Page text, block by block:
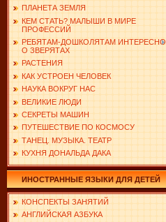
ПЛАНЕТА ЗЕМЛЯ
КЕМ СТАТЬ? МАЛЫШИ В МИРЕ
ПРОФЕССИЙ
РЕБЯТАМ-ДОШКОЛЯТАМ ИНТЕРЕСНО
О ЗВЕРЯТАХ
РАСТЕНИЯ
КАК УСТРОЕН ЧЕЛОВЕК
НАУКА ВОКРУГ НАС
ВЕЛИКИЕ ЛЮДИ
СЕКРЕТЫ МАШИН
ПУТЕШЕСТВИЕ ПО КОСМОСУ
ТАНЕЦ. МУЗЫКА. ТЕАТР
КУХНЯ ДОНАЛЬДА ДАКА
ИНОСТРАННЫЕ ЯЗЫКИ ДЛЯ ДЕТЕЙ
КОНСПЕКТЫ ЗАНЯТИЙ
АНГЛИЙСКАЯ АЗБУКА